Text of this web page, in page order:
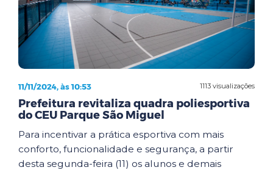
1113 visualizações
11/11/2024, às 10:53
Prefeitura revitaliza quadra poliesportiva
do CEU Parque São Miguel
Para incentivar a prática esportiva com mais
conforto, funcionalidade e segurança, a partir
desta segunda-feira (11) os alunos e demais